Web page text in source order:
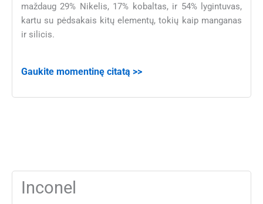
maždaug 29% Nikelis, 17% kobaltas, ir 54% lygintuvas,
kartu su pėdsakais kitų elementų, tokių kaip manganas
ir silicis.
Gaukite momentinę citatą >>
Inconel